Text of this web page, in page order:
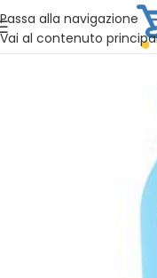
Passa alla navigazione
Vai al contenuto
Vuoi assistenza?